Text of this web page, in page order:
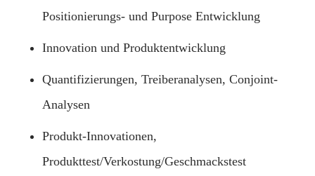
Positionierungs- und Purpose Entwicklung
Innovation und Produktentwicklung
Quantifizierungen, Treiberanalysen, Conjoint-
Analysen
Produkt-Innovationen,
Produkttest/Verkostung/Geschmackstest